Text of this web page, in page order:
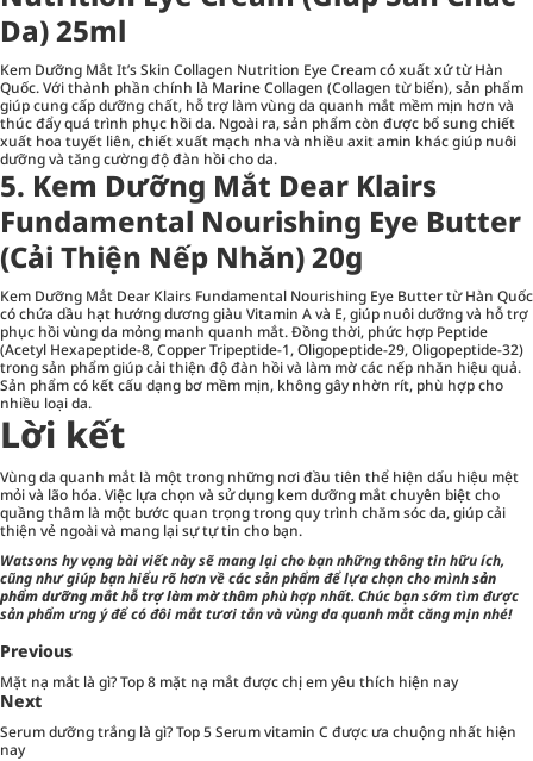
Da) 25ml
Kem Dưỡng Mắt It’s Skin Collagen Nutrition Eye Cream có xuất xứ từ Hàn
Quốc. Với thành phần chính là Marine Collagen (Collagen từ biển), sản phẩm
giúp cung cấp dưỡng chất, hỗ trợ làm vùng da quanh mắt mềm mịn hơn và
thúc đẩy quá trình phục hồi da. Ngoài ra, sản phẩm còn được bổ sung chiết
xuất hoa tuyết liên, chiết xuất mạch nha và nhiều axit amin khác giúp nuôi
dưỡng và tăng cường độ đàn hồi cho da.
5. Kem Dưỡng Mắt Dear Klairs
Fundamental Nourishing Eye Butter
(Cải Thiện Nếp Nhăn) 20g
Kem Dưỡng Mắt Dear Klairs Fundamental Nourishing Eye Butter từ Hàn Quốc
có chứa dầu hạt hướng dương giàu Vitamin A và E, giúp nuôi dưỡng và hỗ trợ
phục hồi vùng da mỏng manh quanh mắt. Đồng thời, phức hợp Peptide
(Acetyl Hexapeptide-8, Copper Tripeptide-1, Oligopeptide-29, Oligopeptide-32)
trong sản phẩm giúp cải thiện độ đàn hồi và làm mờ các nếp nhăn hiệu quả.
Sản phẩm có kết cấu dạng bơ mềm mịn, không gây nhờn rít, phù hợp cho
nhiều loại da.
Lời kết
Vùng da quanh mắt là một trong những nơi đầu tiên thể hiện dấu hiệu mệt
mỏi và lão hóa. Việc lựa chọn và sử dụng kem dưỡng mắt chuyên biệt cho
quầng thâm là một bước quan trọng trong quy trình chăm sóc da, giúp cải
thiện vẻ ngoài và mang lại sự tự tin cho bạn.
Watsons hy vọng bài viết này sẽ mang lại cho bạn những thông tin hữu ích,
cũng như giúp bạn hiểu rõ hơn về các sản phẩm để lựa chọn cho mìnhsản
phẩm dưỡng mắt hỗ trợ làm mờ thâmphù hợp nhất. Chúc bạn sớm tìm được
sản phẩm ưng ý để có đôi mắt tươi tắn và vùng da quanh mắt căng mịn nhé!
Previous
Mặt nạ mắt là gì? Top 8 mặt nạ mắt được chị em yêu thích hiện nay
Next
Serum dưỡng trắng là gì? Top 5 Serum vitamin C được ưa chuộng nhất hiện
nay